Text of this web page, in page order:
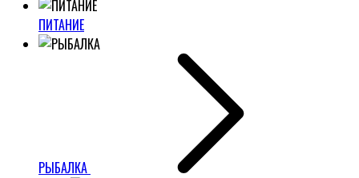
ПИТАНИЕ
РЫБАЛКА